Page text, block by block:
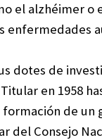
el alzhéimer o
enfermedades
dotes de
en 1958
de
Consejo